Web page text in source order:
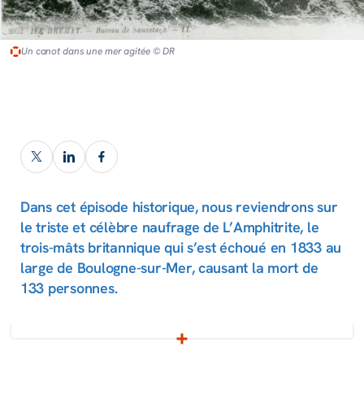
Un canot dans une mer agitée © DR
Dans cet épisode historique, nous reviendrons sur
le triste et célèbre naufrage de L’Amphitrite, le
trois-mâts britannique qui s’est échoué en 1833 au
large de Boulogne-sur-Mer, causant la mort de
133 personnes.